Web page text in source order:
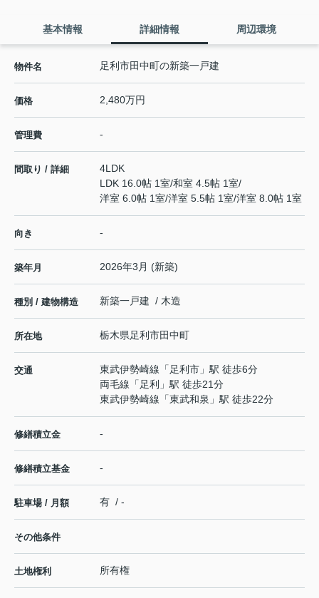
基本情報 詳細情報 周辺環境
物件名 足利市田中町の新築一戸建
価格 2,480万円
管理費 -
間取り / 詳細
4LDK
LDK 16.0帖 1室/和室 4.5帖 1室/
洋室 6.0帖 1室/洋室 5.5帖 1室/洋室 8.0帖 1室
向き -
築年月 2026年3月 (新築)
種別 / 建物構造 新築一戸建 / 木造
所在地 栃木県足利市田中町
交通 東武伊勢崎線 「 足利市 」駅 徒歩6分
両毛線 「 足利 」駅 徒歩21分
東武伊勢崎線 「東武和泉 」駅 徒歩22分
修繕積立金 -
修繕積立基金 -
駐車場 / 月額 有 / -
その他条件
土地権利 所有権